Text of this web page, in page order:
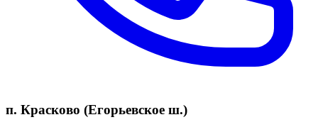
п. Красково (Егорьевское ш.)